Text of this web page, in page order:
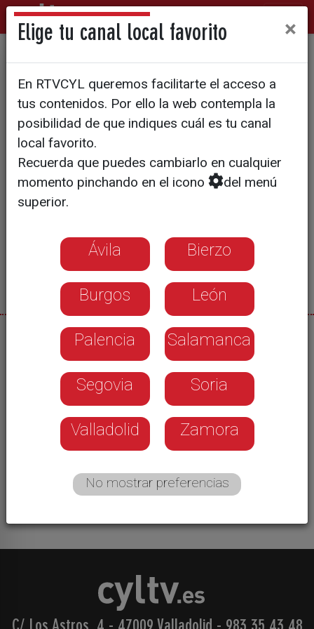
Día de Santa Bárbara
04/12/2025
Hoy 4 de diciembre, la Montaña Palentina
rememora su pasado minero. Algunas
localidades rinden tributo a la patrona, a Santa
Barbara. Es el caso del Barruelo de Santullán
cuyo presente se forjó al amparo del carbón y
sus minas, entre ellas el Pozo Calero, uno de los
más emblemáticos de la comunidad. Hoy allí es
Elige tu canal local favorito ×
En RTVCYL queremos facilitarte el acceso a
tus contenidos. Por ello la web contempla la
posibilidad de que indiques cuál es tu canal
local favorito.
Recuerda que puedes cambiarlo en cualquier
momento pinchando en el icono
del menú
superior.
Ávila Bierzo
Burgos León
Palencia Salamanca
Segovia Soria
Valladolid Zamora
No mostrar preferencias